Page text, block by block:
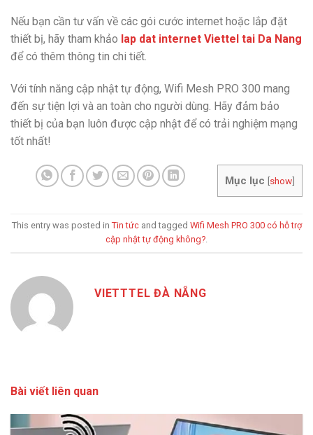
Nếu bạn cần tư vấn về các gói cước internet hoặc lắp đặt
thiết bị, hãy tham khảo lap dat internet Viettel tai Da Nang
để có thêm thông tin chi tiết.
Với tính năng cập nhật tự động, Wifi Mesh PRO 300 mang
đến sự tiện lợi và an toàn cho người dùng. Hãy đảm bảo
thiết bị của bạn luôn được cập nhật để có trải nghiệm mạng
tốt nhất!
Mục lục [show]
This entry was posted in Tin tứcand tagged Wifi Mesh PRO 300 có hỗ trợ
cập nhật tự động không?.
VIETTTEL ĐÀ NẴNG
Bài viết liên quan